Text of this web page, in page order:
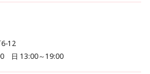
6-12
日 13:00～19:00